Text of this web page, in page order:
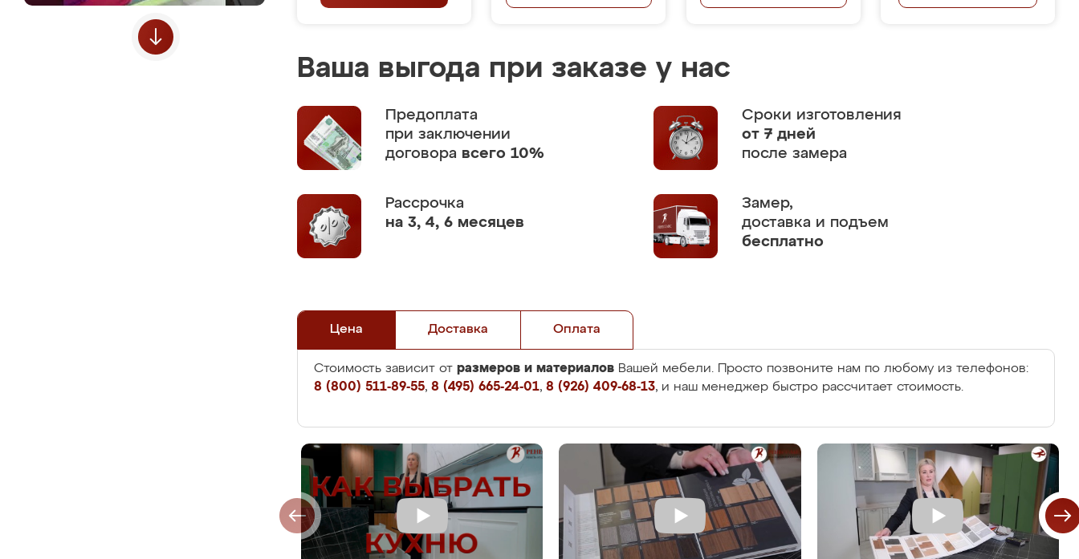
Ваша выгода при заказе у нас
Предоплата
при заключении
договора всего 10%
Сроки изготовления
от 7 дней
после замера
Рассрочка
на 3, 4, 6 месяцев
Замер,
доставка и подъем
бесплатно
Цена Доставка Оплата
Стоимость зависит от размеров и материалов Вашей мебели. Просто позвоните нам по любому из телефонов:
8 (800) 511-89-55, 8 (495) 665-24-01, 8 (926) 409-68-13, и наш менеджер быстро рассчитает стоимость.